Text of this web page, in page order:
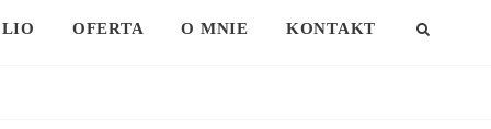
OFERTA O MNIE KONTAKT